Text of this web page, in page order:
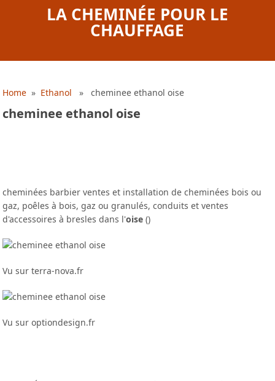
LA CHEMINÉE POUR LE
CHAUFFAGE
Home » Ethanol » cheminee ethanol oise
cheminee ethanol oise
cheminées barbier ventes et installation de cheminées bois ou
gaz, poêles à bois, gaz ou granulés, conduits et ventes
d'accessoires à bresles dans l'oise ()
Vu sur terra-nova.fr
Vu sur optiondesign.fr